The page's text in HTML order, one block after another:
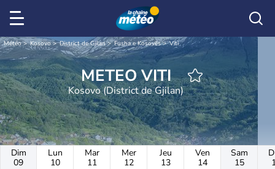
Météo Kosovo District de Gjilan Fusha e Kosovës Viti
METEO VITI
Kosovo (District de Gjilan)
Dim
09
Lun
10
Mar
11
Mer
12
Jeu
13
Ven
14
Sam
15